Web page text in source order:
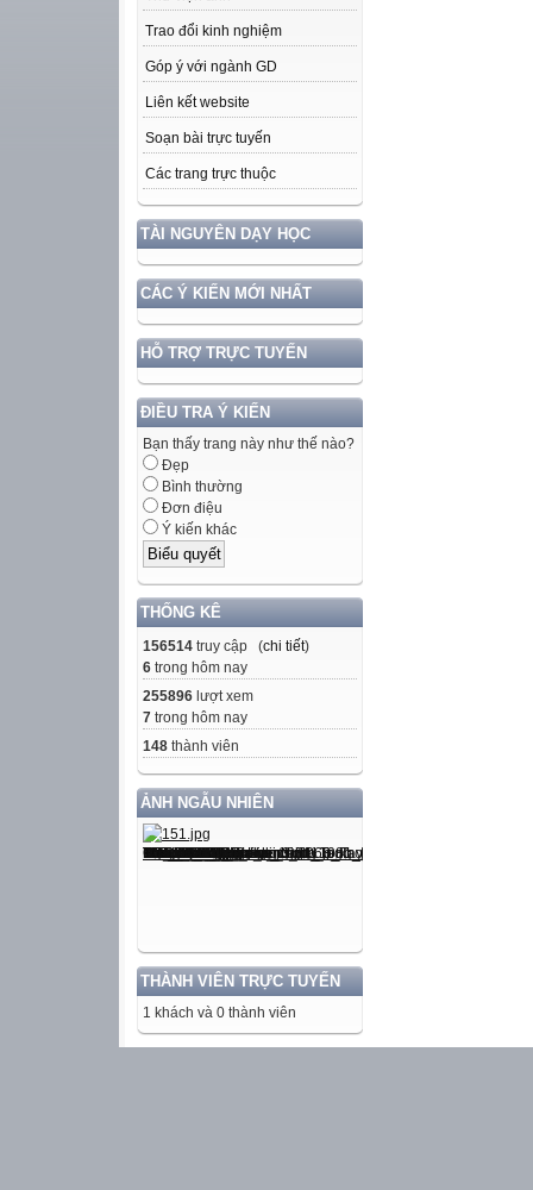
Trao đổi kinh nghiệm
Góp ý với ngành GD
Liên kết website
Soạn bài trực tuyến
Các trang trực thuộc
TÀI NGUYÊN DẠY HỌC
CÁC Ý KIẾN MỚI NHẤT
HỖ TRỢ TRỰC TUYẾN
ĐIỀU TRA Ý KIẾN
Bạn thấy trang này như thế nào?
Đẹp
Bình thường
Đơn điệu
Ý kiến khác
THỐNG KÊ
156514 truy cập (chi tiết)
6 trong hôm nay
255896 lượt xem
7 trong hôm nay
148 thành viên
ẢNH NGẪU NHIÊN
THÀNH VIÊN TRỰC TUYẾN
1 khách và 0 thành viên